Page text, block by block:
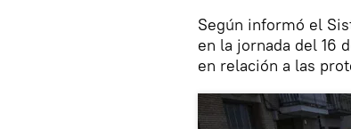
Según informó el
en la jornada del 16
en relación a las